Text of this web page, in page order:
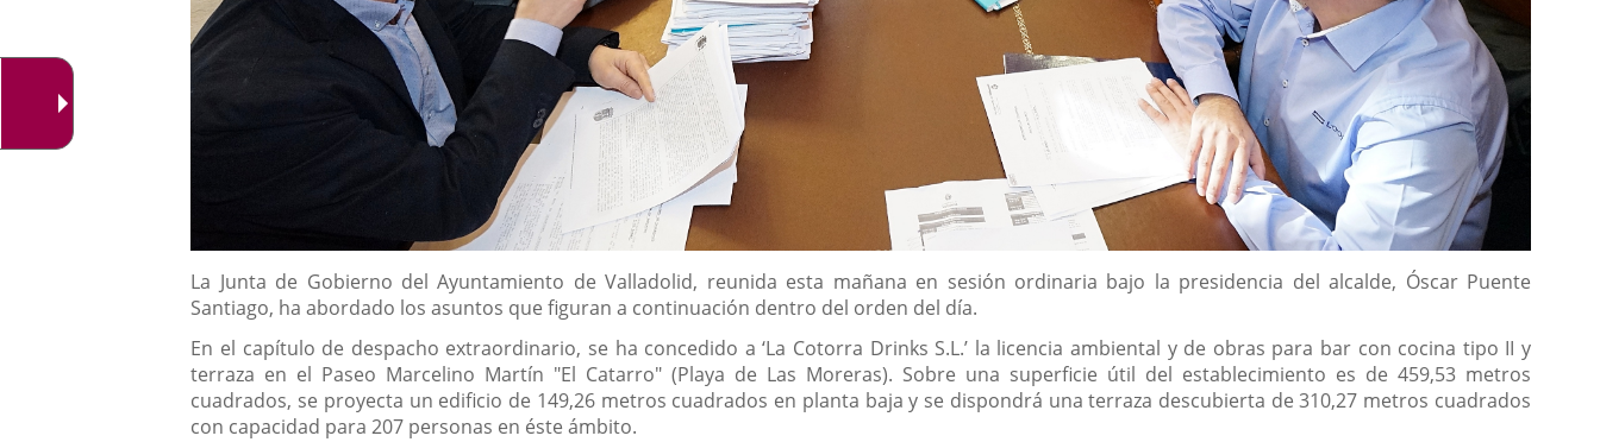
Descripción
La Junta de Gobierno del Ayuntamiento de Valladolid, reunida esta mañana en sesión ordinaria bajo la presidencia del alcalde, Óscar Puente
Santiago, ha abordado los asuntos que figuran a continuación dentro del orden del día.
En el capítulo de despacho extraordinario, se ha concedido a ‘La Cotorra Drinks S.L.’ la licencia ambiental y de obras para bar con cocina tipo II y
terraza en el Paseo Marcelino Martín "El Catarro" (Playa de Las Moreras). Sobre una superficie útil del establecimiento es de 459,53 metros
cuadrados, se proyecta un edificio de 149,26 metros cuadrados en planta baja y se dispondrá una terraza descubierta de 310,27 metros cuadrados
con capacidad para 207 personas en éste ámbito.